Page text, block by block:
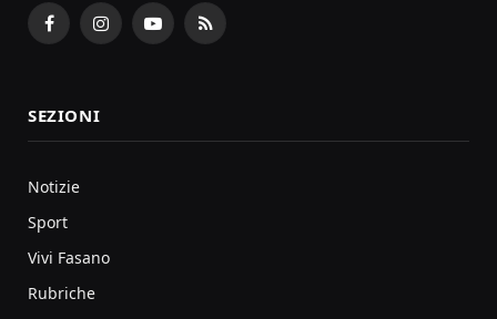
FacebookInstagramYouTubeRSS
SEZIONI
Notizie
Sport
Vivi Fasano
Rubriche